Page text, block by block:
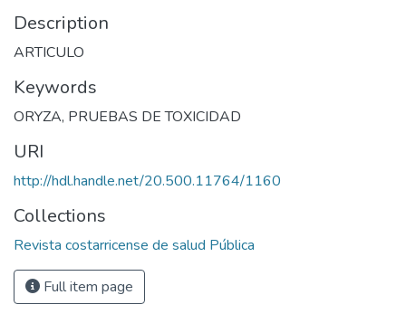
Description
ARTICULO
Keywords
ORYZA, PRUEBAS DE TOXICIDAD
URI
http://hdl.handle.net/20.500.11764/1160
Collections
Revista costarricense de salud Pública
Full item page